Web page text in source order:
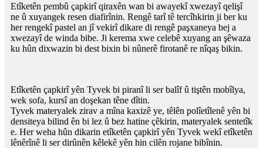
Etîketên pembû çapkirî qiraxên wan bi awayekî xwezayî qelişî
ne û xuyangek resen diafirînin. Rengê tarî tê tercîhkirin ji ber ku
her rengekî pastel an jî vekirî dikare di rengê paşxaneya bej a
xwezayî de winda bibe. Ji kerema xwe celebê xuyang an şêwaza
ku hûn dixwazin bi dest bixin bi nûnerê firotanê re nîqaş bikin.
Etîketên çapkirî yên Tyvek bi piranî li ser balîf û tiştên mobîlya,
wek sofa, kursî an doşekan têne dîtin.
Tyvek materyalek zirav a mîna kaxizê ye, têlên polîetîlenê yên bi
densiteya bilind ên bi lez û bez hatine çêkirin, materyalek sentetîk
e. Her weha hûn dikarin etîketên çapkirî yên Tyvek wekî etîketên
lênêrînê li ser dirûnên kêlekê yên hin cilên rojane bibînin.